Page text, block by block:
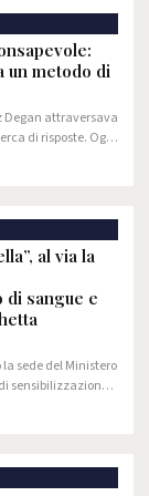
un metodo di
Degan attraversava
di risposte. Oggi
richiede un
al via la
di sangue e
la sede del Ministero
sensibilizzazione
“Donare